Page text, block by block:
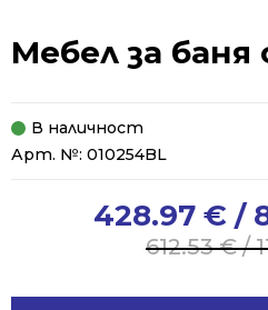
Мебел за
В наличност
Арт. №: 010254BL
612.53€/
612.53 €
428.97 € /
428.97 €